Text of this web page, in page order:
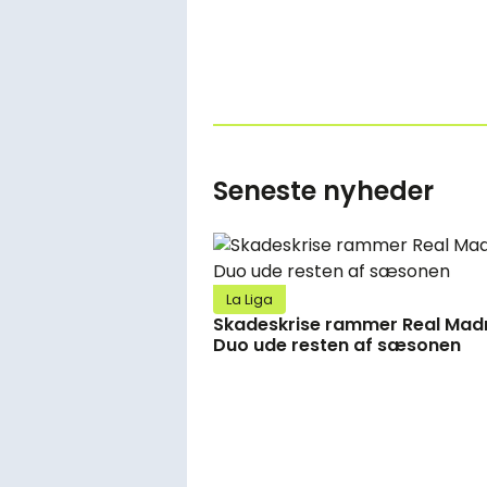
Seneste nyheder
La Liga
Skadeskrise rammer Real
Duo ude resten af sæsonen